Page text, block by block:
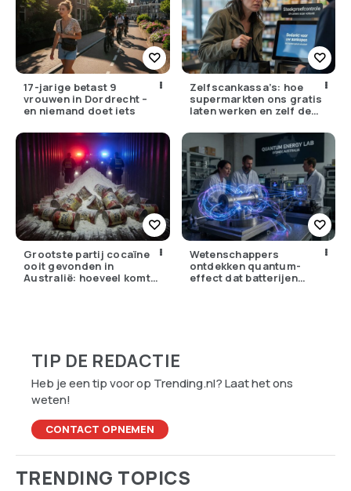
17-jarige betast 9
vrouwen in Dordrecht –
en niemand doet iets
Zelfscankassa’s: hoe
supermarkten ons gratis
laten werken en zelf de
Grootste partij cocaïne
ooit gevonden in
Australië: hoeveel komt
Wetenschappers
ontdekken quantum-
effect dat batterijen
TIP DE REDACTIE
Heb je een tip voor op Trending.nl? Laat het ons
weten!
CONTACT OPNEMEN
TRENDING TOPICS